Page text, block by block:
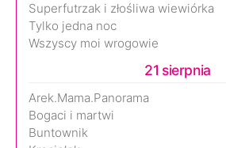
Superfutrzak i złośliwa wiewiórka
Tylko jedna noc
Wszyscy moi wrogowie
21 sierpnia
Arek.Mama.Panorama
Bogaci i martwi
Buntownik